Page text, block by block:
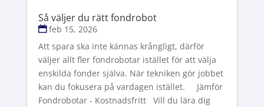
Så väljer du rätt fondrobot
feb 15, 2026
Att spara ska inte kännas krångligt, därför
väljer allt fler fondrobotar istället för att välja
enskilda fonder själva. När tekniken gör jobbet
kan du fokusera på vardagen istället. Jämför
Fondrobotar - Kostnadsfritt Vill du lära dig